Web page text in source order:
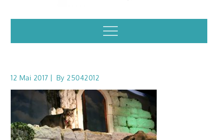
Illustrations – le
monde de Nadoo
Menu
12 Mai 2017 By 25042012